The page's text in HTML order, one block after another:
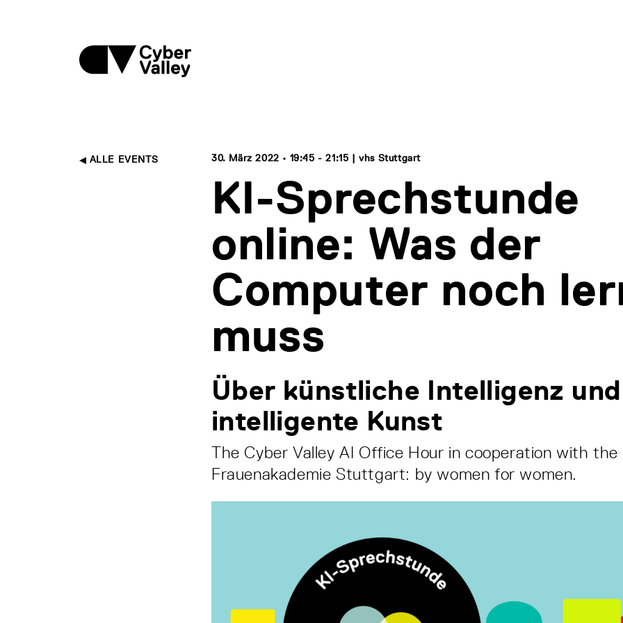
ALLE EVENTS 30. März 2022 • 19:45 - 21:15 | vhs Stuttgart
KI-Sprechstunde
online: Was der
Computer noch
muss
Über künstliche Intelligenz und
intelligente Kunst
The Cyber Valley AI Office Hour in cooperation with the
Frauenakademie Stuttgart: by women for women.